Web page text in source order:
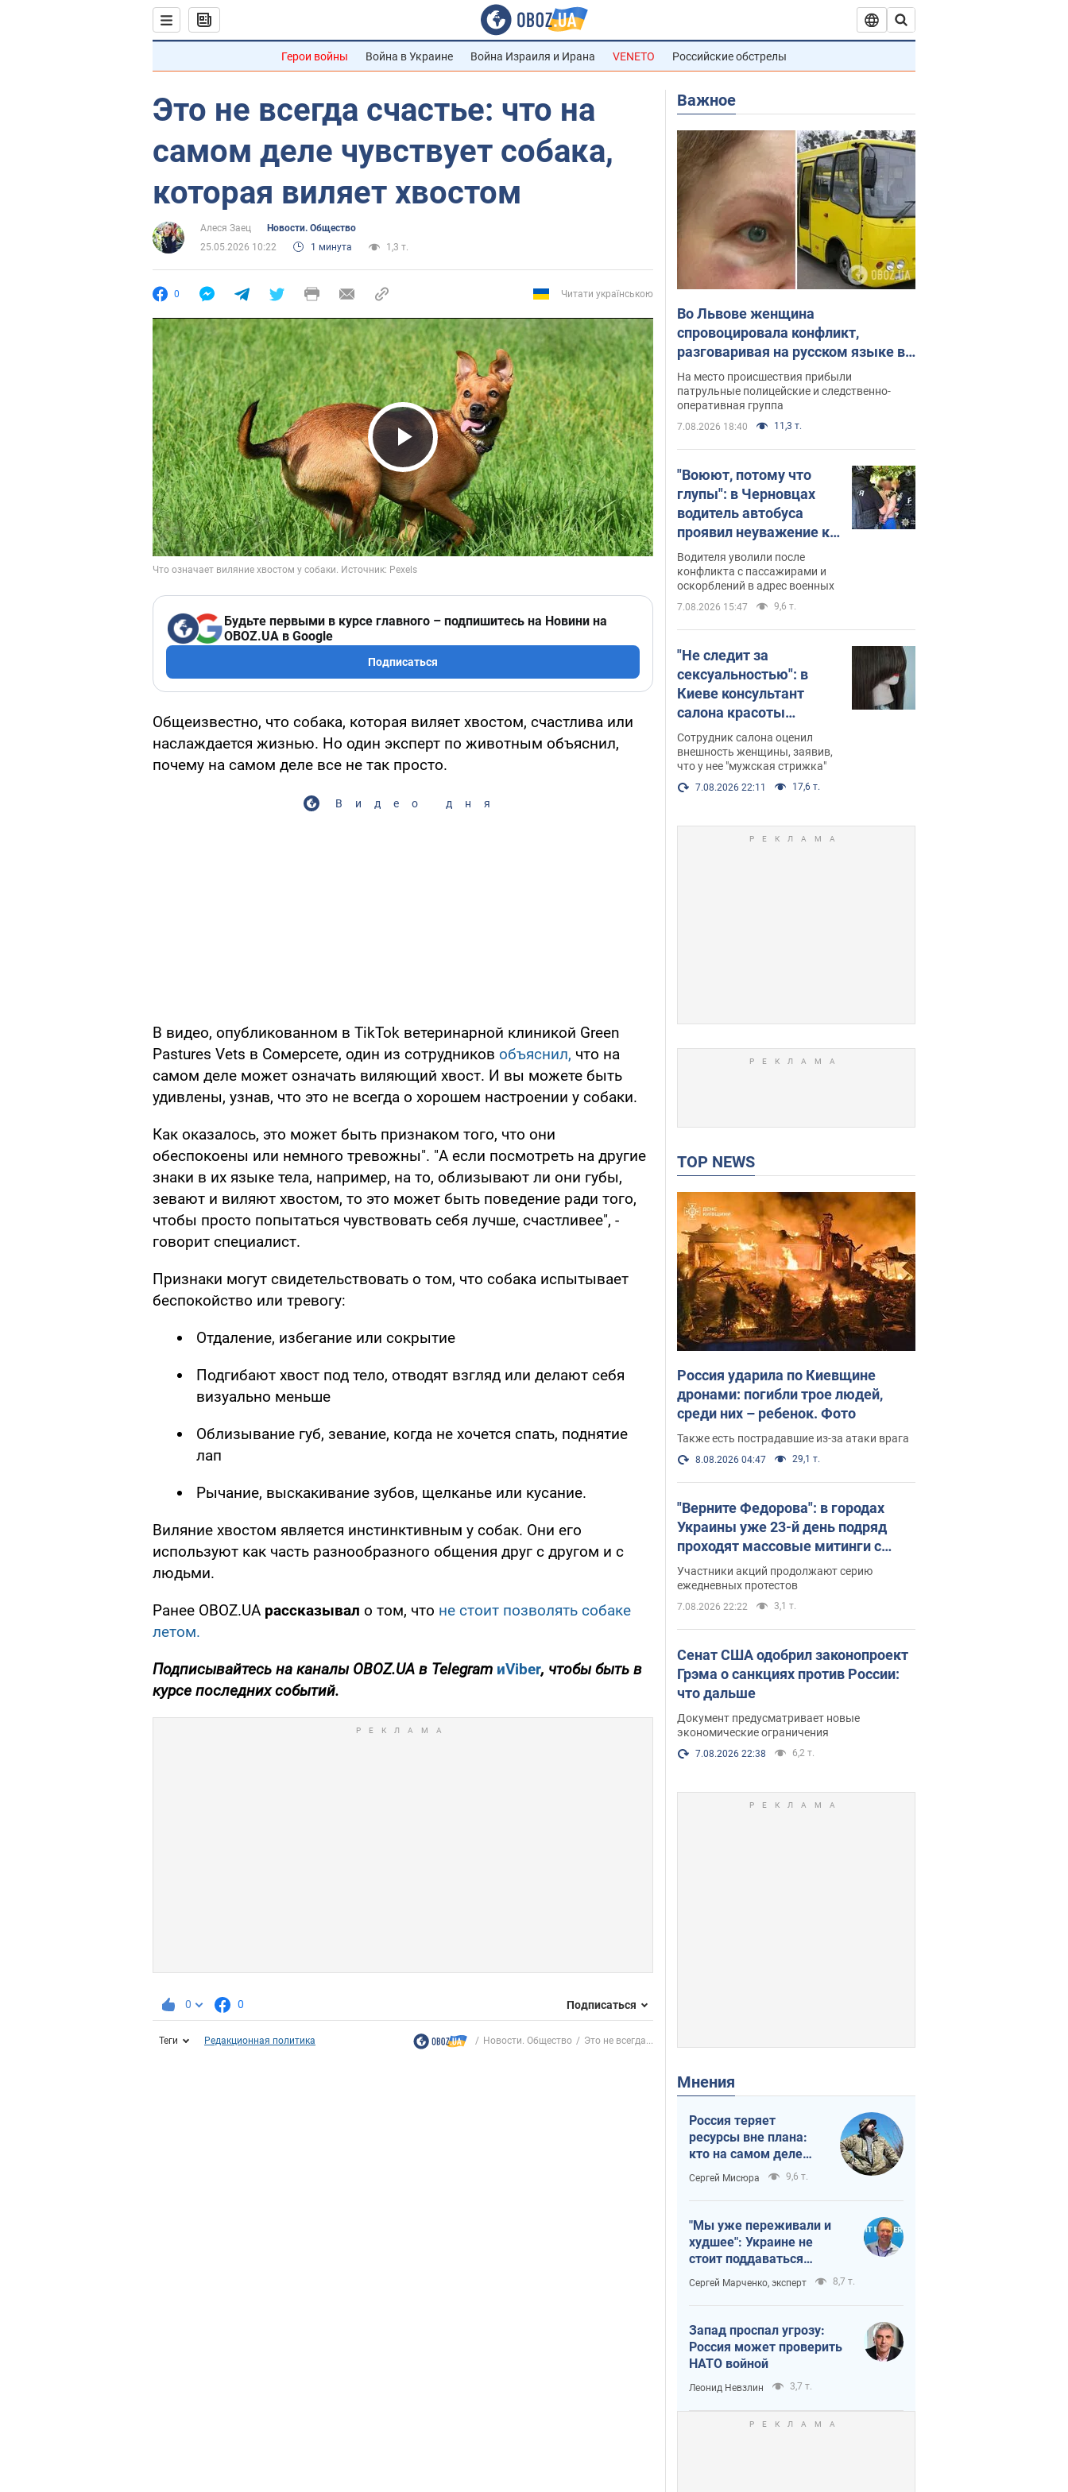
Герои войны Война в Украине Война Израиля и Ирана VENETO Российские обстрелы
Это не всегда счастье: что на
самом деле чувствует собака,
которая виляет хвостом
Алеся Заец
Новости. Общество
25.05.2026 10:22
1 минута 1,3 т.
0 Читати українською
Play Video
Будьте первыми в курсе главного – подпишитесь на Новини на
OBOZ.UA в Google
Подписаться
Общеизвестно, что собака, которая виляет хвостом, счастлива или
наслаждается жизнью. Но один эксперт по животным объяснил,
почему на самом деле все не так просто.
Видео дня
В видео, опубликованном в TikTok ветеринарной клиникой Green
Pastures Vets в Сомерсете, один из сотрудников объяснил, что на
самом деле может означать виляющий хвост. И вы можете быть
удивлены, узнав, что это не всегда о хорошем настроении у собаки.
Как оказалось, это может быть признаком того, что они
обеспокоены или немного тревожны". "А если посмотреть на другие
знаки в их языке тела, например, на то, облизывают ли они губы,
зевают и виляют хвостом, то это может быть поведение ради того,
чтобы просто попытаться чувствовать себя лучше, счастливее", -
говорит специалист.
Признаки могут свидетельствовать о том, что собака испытывает
беспокойство или тревогу:
Отдаление, избегание или сокрытие
Подгибают хвост под тело, отводят взгляд или делают себя
визуально меньше
Облизывание губ, зевание, когда не хочется спать, поднятие
лап
Рычание, выскакивание зубов, щелканье или кусание.
Виляние хвостом является инстинктивным у собак. Они его
используют как часть разнообразного общения друг с другом и с
людьми.
Ранее OBOZ.UA рассказывал о том, что не стоит позволять собаке
летом.
Подписывайтесь на каналы OBOZ.UA в Telegram иViber, чтобы быть в
курсе последних событий.
0 0 Подписаться
Теги Редакционная политика Новости. Общество Это не всегда...
Важное
Во Львове женщина
спровоцировала конфликт,
разговаривая на русском языке в
маршрутке: полиция составила
административный протокол.
Видео
На место происшествия прибыли
патрульные полицейские и следственно-
оперативная группа
7.08.2026 18:40 11,3 т.
"Воюют, потому что
глупы": в Черновцах
водитель автобуса
проявил неуважение к
украинским военным и
поплатился за это.
Видео
Водителя уволили после
конфликта с пассажирами и
оскорблений в адрес военных
7.08.2026 15:47 9,6 т.
"Не следит за
сексуальностью": в
Киеве консультант
салона красоты
оскорбил женщину
после химиотерапии,
разгорелся скандал.
Фото
Сотрудник салона оценил
внешность женщины, заявив,
что у нее "мужская стрижка"
7.08.2026 22:11 17,6 т.
TOP NEWS
Россия ударила по Киевщине
дронами: погибли трое людей,
среди них – ребенок. Фото
Также есть пострадавшие из-за атаки врага
8.08.2026 04:47 29,1 т.
"Верните Федорова": в городах
Украины уже 23-й день подряд
проходят массовые митинги с
плакатами. Фото и видео
Участники акций продолжают серию
ежедневных протестов
7.08.2026 22:22 3,1 т.
Сенат США одобрил законопроект
Грэма о санкциях против России:
что дальше
Документ предусматривает новые
экономические ограничения
7.08.2026 22:38 6,2 т.
Мнения
Россия теряет
ресурсы вне плана:
кто на самом деле
диктует темп войны
Сергей Мисюра 9,6 т.
"Мы уже переживали и
худшее": Украине не
стоит поддаваться
отчаянию из-за
ракетного террора
Сергей Марченко, эксперт 8,7 т.
Запад проспал угрозу:
Россия может проверить
НАТО войной
Леонид Невзлин 3,7 т.